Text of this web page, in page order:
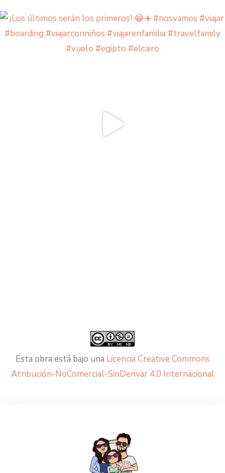
Esta obra está bajo una Licencia Creative Commons
Atribución-NoComercial-SinDerivar 4.0 Internacional